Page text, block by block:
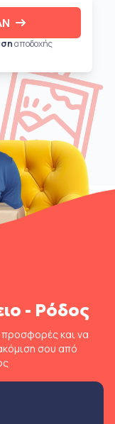
αποδοχής
- Ρόδος
προσφορές και να
σου από